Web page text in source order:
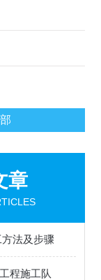
章
法及步骤
程施工队